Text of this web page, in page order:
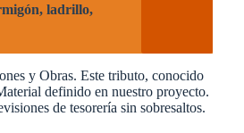
ladrillo,
y Obras. Este tributo, conocido
definido en nuestro proyecto.
de tesorería sin sobresaltos.